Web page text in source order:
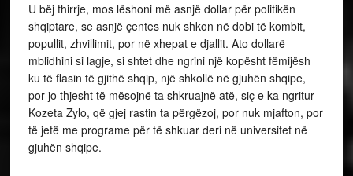
U bëj thirrje, mos lëshoni më asnjë dollar për politikën
shqiptare, se asnjë çentes nuk shkon në dobi të kombit,
popullit, zhvillimit, por në xhepat e djallit. Ato dollarë
mblidhini si lagje, si shtet dhe ngrini një kopësht fëmijësh
ku të flasin të gjithë shqip, një shkollë në gjuhën shqipe,
por jo thjesht të mësojnë ta shkruajnë atë, siç e ka ngritur
Kozeta Zylo, që gjej rastin ta përgëzoj, por nuk mjafton, por
të jetë me programe për të shkuar deri në universitet në
gjuhën shqipe.